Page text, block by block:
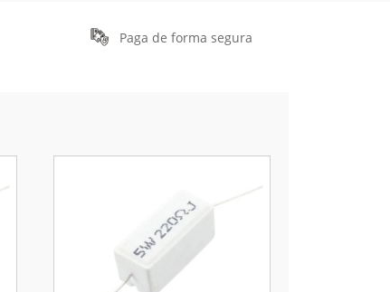
Paga de forma segura